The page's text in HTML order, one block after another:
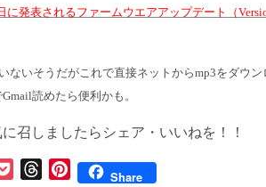
に発表されるファームウエアアップデート（
ないそうだがこれで直接ネットからmp3をダウ
読めたら便利かも。
召しましたらシェア・いいねを！！
P
Share